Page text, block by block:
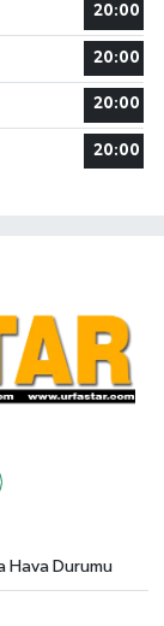
20:00
20:00
20:00
20:00
Hava Durumu